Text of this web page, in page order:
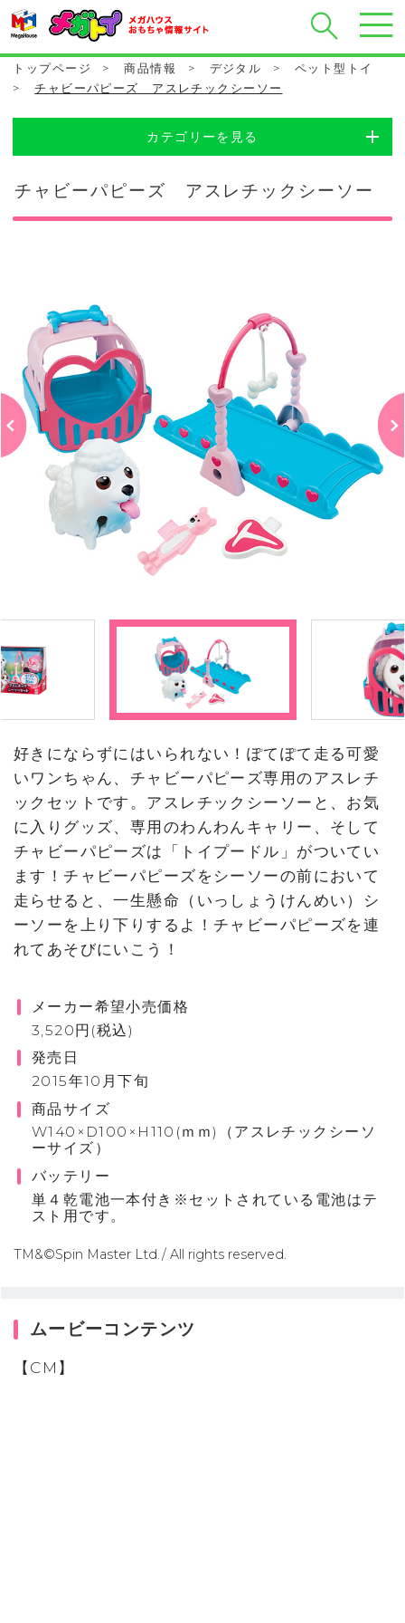
トップページ > 商品情報 > デジタル >
ペット型トイ
>
チャビーパピーズ アスレチックシーソー
カテゴリーを見る
チャビーパピーズ アスレチックシーソー
好きにならずにはいられない！ぽてぽて走る可愛
いワンちゃん、チャビーパピーズ専用のアスレチ
ックセットです。アスレチックシーソーと、お気
に入りグッズ、専用のわんわんキャリー、そして
チャビーパピーズは「トイプードル」がついてい
ます！チャビーパピーズをシーソーの前において
走らせると、一生懸命（いっしょうけんめい）シ
ーソーを上り下りするよ！チャビーパピーズを連
れてあそびにいこう！
メーカー希望小売価格
3,520円(税込)
発売日
2015年10月下旬
商品サイズ
W140×D100×H110(ｍｍ)（アスレチックシーソ
ーサイズ）
バッテリー
単４乾電池一本付き※セットされている電池はテ
スト用です。
TM&©Spin Master Ltd./ All rights reserved.
ムービーコンテンツ
【CM】